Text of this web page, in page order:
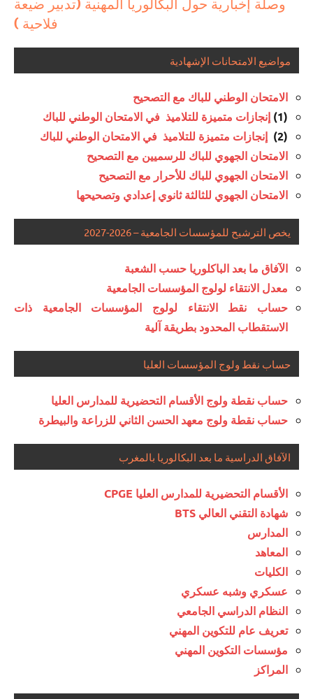
فلاحية )
مواضيع الامتحانات الإشهادية
الامتحان الوطني للباك مع التصحيح
(1)
إنجازات متميزة للتلاميذ في الامتحان الوطني للباك
(2)
إنجازات متميزة للتلاميذ في الامتحان الوطني للباك
الامتحان الجهوي للباك للرسميين مع التصحيح
الامتحان الجهوي للباك للأحرار مع التصحيح
الامتحان الجهوي للثالثة ثانوي إعدادي وتصحيحها
يخص الترشيح للمؤسسات الجامعية – 2026-2027
الآفاق ما بعد الباكلوريا حسب الشعبة
معدل الانتقاء لولوج المؤسسات الجامعية
حساب نقط الانتقاء لولوج المؤسسات الجامعية ذات
الاستقطاب المحدود بطريقة آلية
حساب نقط ولوج المؤسسات العليا
حساب نقطة ولوج الأقسام التحضيرية للمدارس العليا
حساب نقطة ولوج معهد الحسن الثاني للزراعة والبيطرة
الآفاق الدراسية ما بعد البكالوريا بالمغرب
الأقسام التحضيرية للمدارس العليا CPGE
شهادة التقني العالي BTS
المدارس
المعاهد
الكليات
عسكري وشبه عسكري
النظام الدراسي الجامعي
تعريف عام للتكوين المهني
مؤسسات التكوين المهني
المراكز